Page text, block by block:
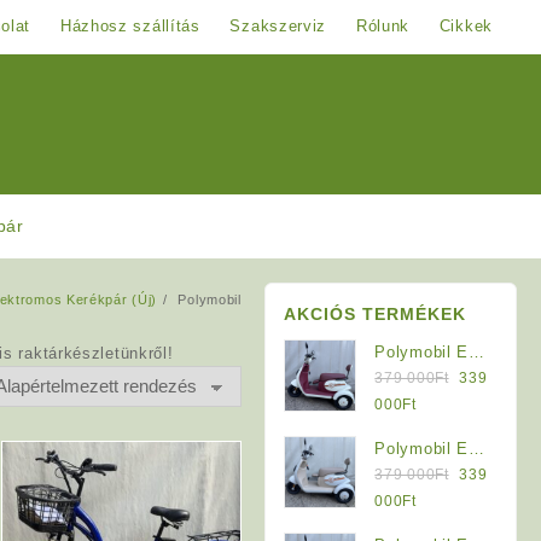
Házhosz szállítás Szakszerviz Rólunk Cikkek
Kerékpár (Új) Polymobil
raktárkészletünkről!
AKCIÓS TERMÉKEK
Polymobil E-
MOB 40/A
Elektromos
Jármű (Krém-
Bordó)
379 000Ft Original
379
000Ft.
339
000FtCurrent
is:
339
000Ft.
Polymobil E-
MOB 40/A
Elektromos
379 000Ft Original
339
000FtCurrent